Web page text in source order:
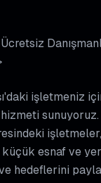
Ücretsiz
işletmeniz
sunuyoruz.
işletmeler,
esnaf ve
hedeflerini